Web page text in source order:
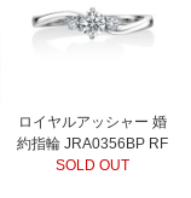
ロイヤルアッシャー 婚
約指輪 JRA0356BP RF
SOLD OUT